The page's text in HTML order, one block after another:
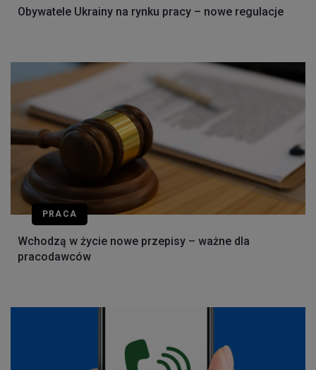
Obywatele Ukrainy na rynku pracy – nowe regulacje
PRACA
Wchodzą w życie nowe przepisy – ważne dla
pracodawców